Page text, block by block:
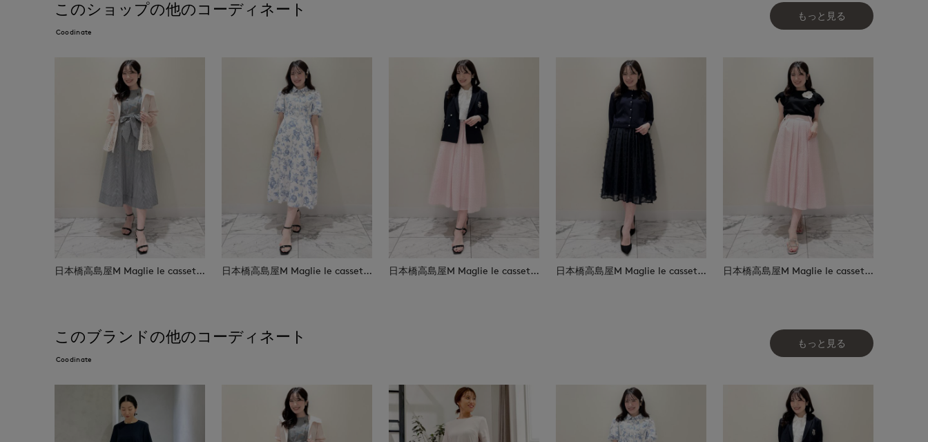
このショップの他のコーディネート
Coodinate
もっと見る
日本橋高島屋M Maglie le cassetto 日本橋高島屋M Maglie le cassetto 日本橋高島屋M Maglie le cassetto 日本橋高島屋M Maglie le cassetto 日本橋高島屋M Maglie le cassetto
このブランドの他のコーディネート
Coodinate
もっと見る